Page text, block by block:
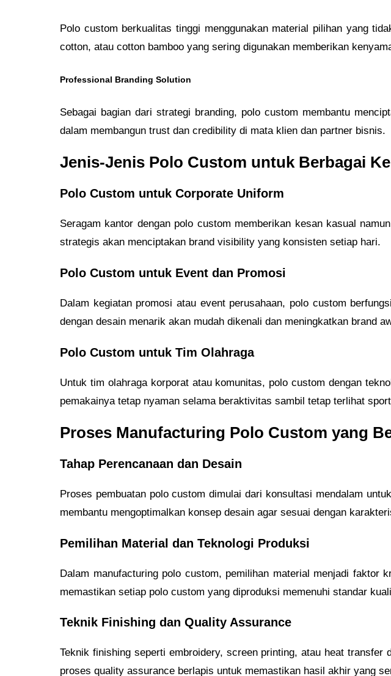
Polo custom berkualitas tinggi menggunakan material pilihan yang
cotton, atau cotton bamboo yang sering digunakan memberikan
Professional Branding Solution
Sebagai bagian dari strategi branding, polo custom membantu
dalam membangun trust dan credibility di mata klien dan partner bisnis.
Jenis-Jenis Polo Custom untuk Berbagai
Polo Custom untuk Corporate Uniform
Seragam kantor dengan polo custom memberikan kesan kasual
strategis akan menciptakan brand visibility yang konsisten setiap hari.
Polo Custom untuk Event dan Promosi
Dalam kegiatan promosi atau event perusahaan, polo custom
dengan desain menarik akan mudah dikenali dan meningkatkan brand
Polo Custom untuk Tim Olahraga
Untuk tim olahraga korporat atau komunitas, polo custom dengan
pemakainya tetap nyaman selama beraktivitas sambil tetap terlihat
Proses Manufacturing Polo Custom yang
Tahap Perencanaan dan Desain
Proses pembuatan polo custom dimulai dari konsultasi mendalam
membantu mengoptimalkan konsep desain agar sesuai dengan
Pemilihan Material dan Teknologi Produksi
Dalam manufacturing polo custom, pemilihan material menjadi
memastikan setiap polo custom yang diproduksi memenuhi standar
Teknik Finishing dan Quality Assurance
Teknik finishing seperti embroidery, screen printing, atau heat
proses quality assurance berlapis untuk memastikan hasil akhir yang